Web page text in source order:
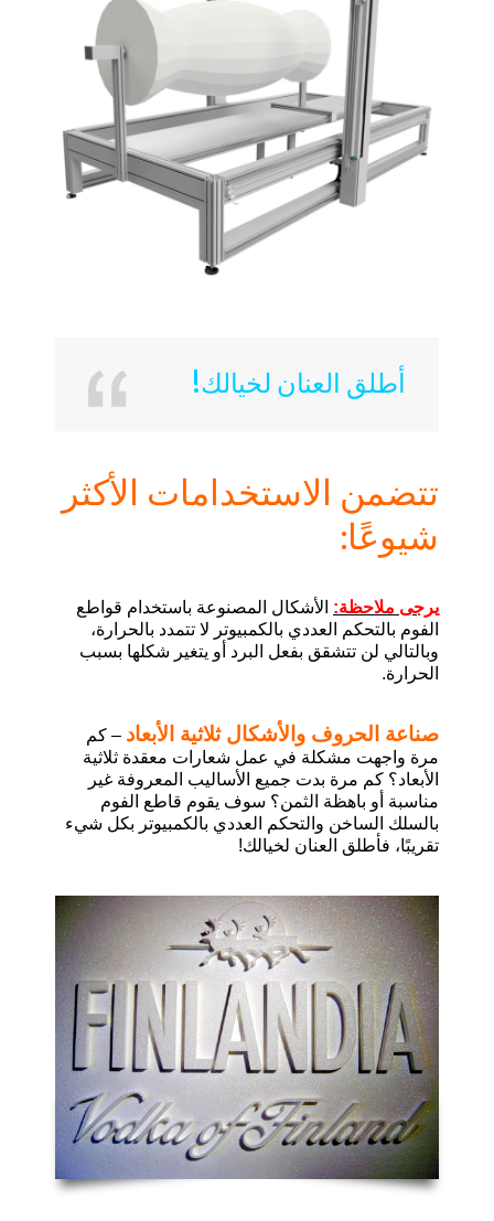
أطلق العنان لخيالك!
تتضمن الاستخدامات الأكثر
شيوعًا:
يرجى ملاحظة: الأشكال المصنوعة باستخدام قواطع
الفوم بالتحكم العددي بالكمبيوتر لا تتمدد بالحرارة،
وبالتالي لن تتشقق بفعل البرد أو يتغير شكلها بسبب
الحرارة.
صناعة الحروف والأشكال ثلاثية الأبعاد – كم
مرة واجهت مشكلة في عمل شعارات معقدة ثلاثية
الأبعاد؟ كم مرة بدت جميع الأساليب المعروفة غير
مناسبة أو باهظة الثمن؟ سوف يقوم قاطع الفوم
بالسلك الساخن والتحكم العددي بالكمبيوتر بكل شيء
تقريبًا، فأطلق العنان لخيالك!